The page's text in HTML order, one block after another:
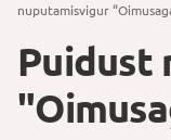
nuputamisvigur
Puidust